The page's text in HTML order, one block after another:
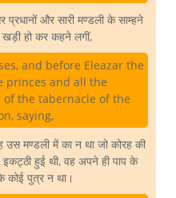
और सारी मण्डली के साम्हने
खड़ी हो कर कहने लगीं,
and before Eleazar the
princes and all the
the tabernacle of the
saying,
उस मण्डली में का न था जो कोरह की
हुई थी, वह अपने ही पाप के
कोई पुत्र न था।